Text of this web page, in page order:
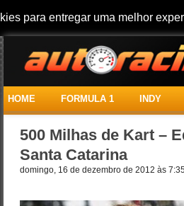
para entregar uma melhor
HOME FORMULA 1 INDY
500 Milhas de Kart –
Santa Catarina
domingo, 16 de dezembro de 2012 às